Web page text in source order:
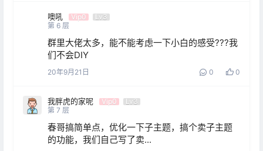
噢吼 Vip0
Lv3
第 6 层
群里大佬太多，能不能考虑一下小白的感受???我
们不会DIY
20年9月21日 0 0
我胖虎的家呢 Vip0
Lv3
第 7 层
春哥搞简单点，优化一下子主题，搞个卖子主题
的功能，我们自己写了卖...